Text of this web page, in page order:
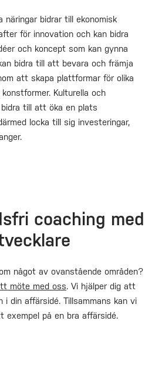
näringar bidrar till ekonomisk
för innovation och kan bidra
och koncept som kan gynna
bidra till att bevara och främja
att skapa plattformar för olika
Kulturella och
till att öka en plats
locka till sig investeringar,
coaching med
något av ovanstående områden?
möte med oss. Vi hjälper dig att
i din affärsidé. Tillsammans kan vi
exempel på en bra affärsidé.